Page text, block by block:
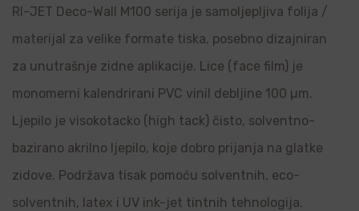
RI-JET Deco-Wall M100 serija je samoljepljiva folija /
materijal za velike formate tiska, posebno dizajniran
za unutrašnje zidne aplikacije. Lice (face film) je
monomerni kalendrirani PVC vinil debljine 100 µm.
Ljepilo je visokotacko (high tack) čisto, solventno-
bazirano akrilno ljepilo, koje dobro prijanja na glatke
zidove. Podržava tisak pomoću solventnih, eco-
solventnih, latex i UV ink-jet tintnih tehnologija.